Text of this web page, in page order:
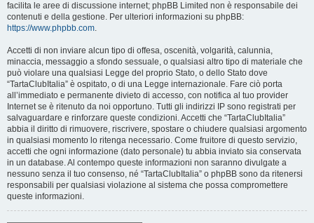
facilita le aree di discussione internet; phpBB Limited non è responsabile dei
contenuti e della gestione. Per ulteriori informazioni su phpBB:
https://www.phpbb.com.
Accetti di non inviare alcun tipo di offesa, oscenità, volgarità, calunnia,
minaccia, messaggio a sfondo sessuale, o qualsiasi altro tipo di materiale che
può violare una qualsiasi Legge del proprio Stato, o dello Stato dove
“TartaClubItalia” è ospitato, o di una Legge internazionale. Fare ciò porta
all’immediato e permanente divieto di accesso, con notifica al tuo provider
Internet se è ritenuto da noi opportuno. Tutti gli indirizzi IP sono registrati per
salvaguardare e rinforzare queste condizioni. Accetti che “TartaClubItalia”
abbia il diritto di rimuovere, riscrivere, spostare o chiudere qualsiasi argomento
in qualsiasi momento lo ritenga necessario. Come fruitore di questo servizio,
accetti che ogni informazione (dato personale) tu abbia inviato sia conservata
in un database. Al contempo queste informazioni non saranno divulgate a
nessuno senza il tuo consenso, né “TartaClubItalia” o phpBB sono da ritenersi
responsabili per qualsiasi violazione al sistema che possa compromettere
queste informazioni.